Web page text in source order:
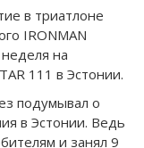
в триатлоне
IRONMAN
на
111 в Эстонии.
подумывал о
в Эстонии. Ведь
и занял 9